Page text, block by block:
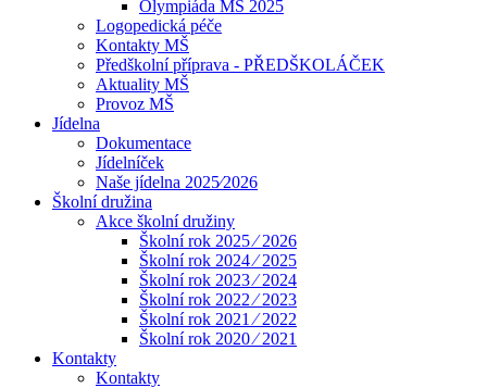
Olympiáda MŠ 2025
Logopedická péče
Kontakty MŠ
Předškolní příprava - PŘEDŠKOLÁČEK
Aktuality MŠ
Provoz MŠ
Jídelna
Dokumentace
Jídelníček
Naše jídelna 2025⁄2026
Školní družina
Akce školní družiny
Školní rok 2025 ⁄ 2026
Školní rok 2024 ⁄ 2025
Školní rok 2023 ⁄ 2024
Školní rok 2022 ⁄ 2023
Školní rok 2021 ⁄ 2022
Školní rok 2020 ⁄ 2021
Kontakty
Kontakty